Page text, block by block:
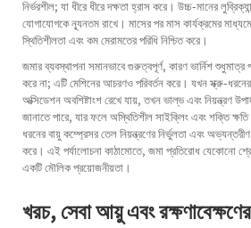
নির্ভরশীল; যা ধীরে ধীরে দক্ষতা হ্রাস করে। উচ্চ-মানের
যোগাযোগকে ন্যূনতম রাখে। মাসের পর মাস কার্যক্রমের
স্থিতিশীলতা এবং কম মেরামতের পরিধি নিশ্চিত করে।
জমার ব্যবস্থাপনা সমানভাবে গুরুত্বপূর্ণ, কারণ ভার্নিশ শুধুমাত্র
করে না; এটি মেশিনের আচরণও পরিবর্তন করে। যখন স্ক্রু-
অক্সিডেশন অবশিষ্টাংশ রেখে যায়, তখন ভাল্ভ এবং নিয়ন্ত্রণ
জানাতে পারে, যার ফলে অস্থিতিশীল সাইক্লিং এবং শক্তি
ধরনের বায়ু কম্প্রেসর তেল নিয়ন্ত্রণের নির্ভুলতা এবং
করে। এই পর্যালোচনা কাঠামোতে, জমা প্রতিরোধ যেকোনো
একটি মৌলিক প্রয়োজনীয়তা।
খরচ, সেবা আয়ু এবং